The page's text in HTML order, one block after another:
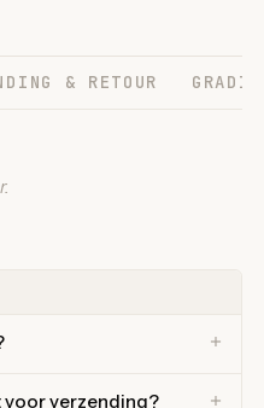
& RETOUR
verzending?